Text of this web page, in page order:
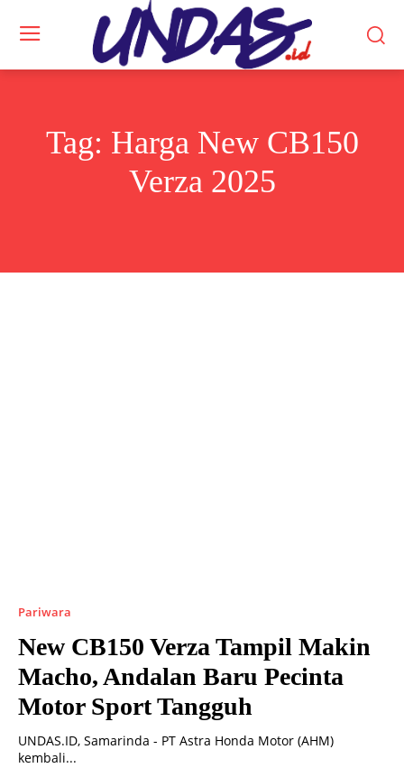
Tag: Harga New CB150
Verza 2025
Pariwara
New CB150 Verza Tampil Makin
Macho, Andalan Baru Pecinta
Motor Sport Tangguh
UNDAS.ID, Samarinda - PT Astra Honda Motor (AHM)
kembali...